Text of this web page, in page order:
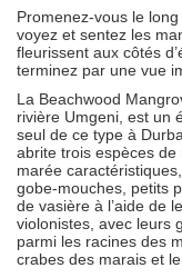
Promenez-vous le
voyez et sentez les
fleurissent aux côtés
terminez par une vue
La Beachwood
rivière Umgeni, est un
seul de ce type à
abrite trois espèces
marée
gobe-mouches, petits
de vasière à l’aide de
violonistes, avec leurs
parmi les racines des
crabes des marais et